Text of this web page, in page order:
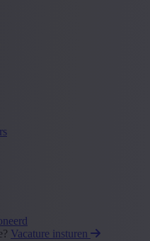
Vacature insturen